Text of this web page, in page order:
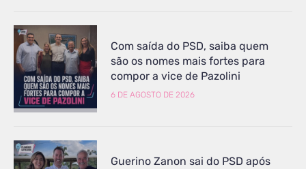
Com saída do PSD, saiba quem
são os nomes mais fortes para
compor a vice de Pazolini
6 DE AGOSTO DE 2026
Guerino Zanon sai do PSD após